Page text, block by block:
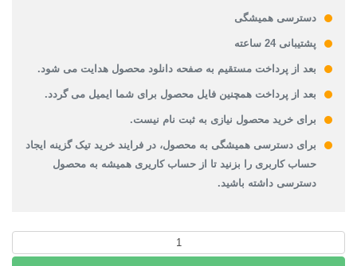
دسترسی همیشگی
پشتیبانی 24 ساعته
بعد از پرداخت مستقیم به صفحه دانلود محصول هدایت می شود.
بعد از پرداخت همچنین فایل محصول برای شما ایمیل می گردد.
برای خرید محصول نیازی به ثبت نام نیست.
برای دسترسی همیشگی به محصول، در فرایند خرید تیک گزینه ایجاد
حساب کاربری را بزنید تا از حساب کاریری همیشه به محصول
دسترسی داشته باشید.
آلبوم